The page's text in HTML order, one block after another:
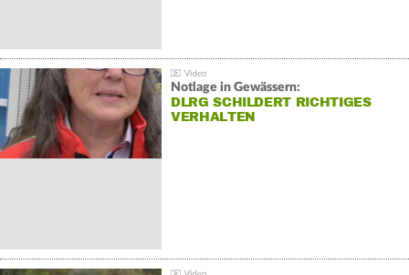
Notlage in Gewässern:
DLRG SCHILDERT RICHTIGES
VERHALTEN